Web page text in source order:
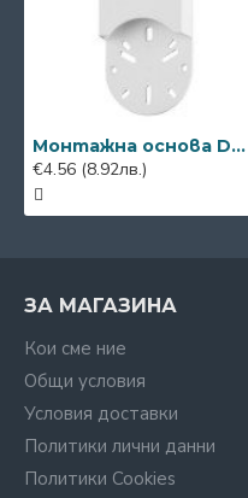
Монтажна основа Dahua PFA12A
€4.56 (8.92лв.)
ЗА МАГАЗИНА
Кои сме ние
Общи условия
Условия доставки
Политики лични данни
Политики Cookies